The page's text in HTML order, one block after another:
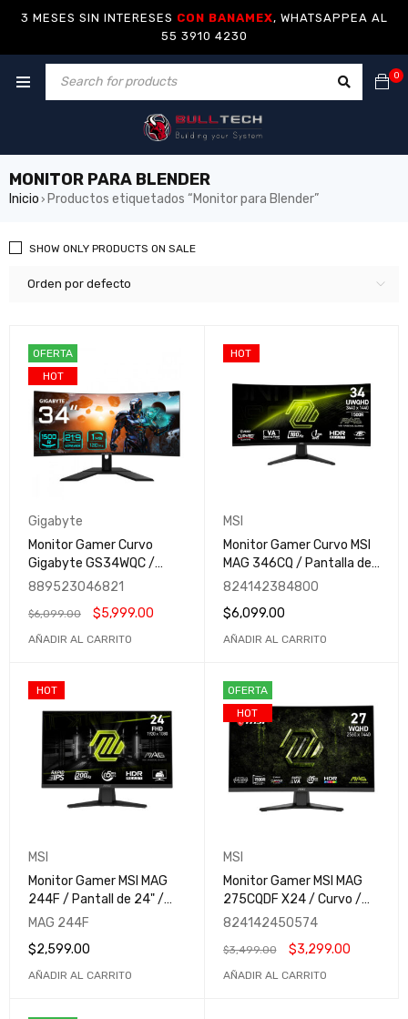
3 MESES SIN INTERESES CON BANAMEX, WHATSAPPEA AL
55 3910 4230
0
MONITOR PARA BLENDER
Inicio › Productos etiquetados “Monitor para Blender”
Orden por defecto
SHOW ONLY PRODUCTS ON SALE
OFERTA
HOT
Gigabyte
Monitor Gamer Curvo
Gigabyte GS34WQC /
Pantalla LCD 34" /
Quad HD / FreeSync /
120Hz / HDMI y
889523046821
$6,099.00 $5,999.00
AÑADIR AL CARRITO
HOT
MSI
Monitor Gamer Curvo MSI
MAG 346CQ / Pantalla de
34" / 3440x1440 Ultra
LCD / HDMI-DisplayPort /
MAG 346CQ
824142384800
$6,099.00
AÑADIR AL CARRITO
HOT
MSI
Monitor Gamer MSI MAG
244F / Pantall de 24" /
FHD (1920x1080) / Rapid
Adaptive Sync / HDR
Ready / MAG 244F
MAG 244F
$2,599.00
AÑADIR AL CARRITO
OFERTA
HOT
MSI
Monitor Gamer MSI MAG
275CQDF X24 / Curvo /
27" / Dual Mode (QHD
0.5ms / Rapid VA / HDR
Ready / MAG 275CQDF
824142450574
$3,499.00 $3,299.00
AÑADIR AL CARRITO